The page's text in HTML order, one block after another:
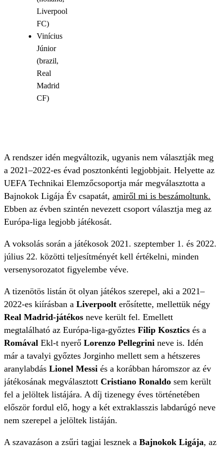
Liverpool
FC)
Vinícius
Júnior
(brazil,
Real
Madrid
CF)
A rendszer idén megváltozik, ugyanis nem választják meg
a 2021–2022-es évad posztonkénti legjobbjait. Helyette az
UEFA Technikai Elemzőcsoportja már megválasztotta a
Bajnokok Ligája Év csapatát, amiről mi is beszámoltunk.
Ebben az évben szintén nevezett csoport választja meg az
Európa-liga legjobb játékosát.
A voksolás során a játékosok 2021. szeptember 1. és 2022.
július 22. közötti teljesítményét kell értékelni, minden
versenysorozatot figyelembe véve.
A tizenötös listán öt olyan játékos szerepel, aki a 2021–
2022-es kiírásban a Liverpoolt erősítette, mellettük négy
Real Madrid-játékos neve került fel. Emellett
megtalálható az Európa-liga-győztes Filip Kosztics és a
Romával Ekl-t nyerő Lorenzo Pellegrini neve is. Idén
már a tavalyi győztes Jorginho mellett sem a hétszeres
aranylabdás Lionel Messi és a korábban háromszor az év
játékosának megválasztott Cristiano Ronaldo sem került
fel a jelöltek listájára. A díj tizenegy éves történetében
először fordul elő, hogy a két extraklasszis labdarúgó neve
nem szerepel a jelöltek listáján.
A szavazáson a zsűri tagjai lesznek a Bajnokok Ligája, az